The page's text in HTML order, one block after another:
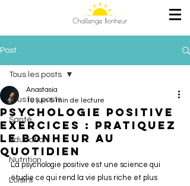
Post
Tous les posts
Santé
Education
Nutrition
Loisirs
Tous les posts
Psychologie positive
exercices : Pratiquez
le bonheur au
quotidien
Anastasia
16 juin 5 min de lecture
La psychologie positive est une science qui
étudie ce qui rend la vie plus riche et plus